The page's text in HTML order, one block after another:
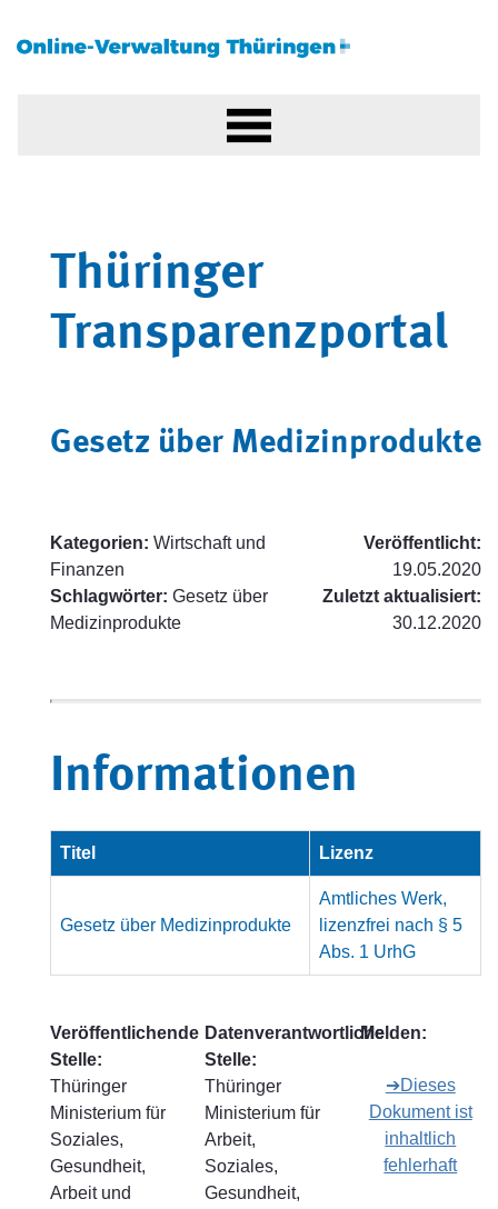
Thüringer
Transparenzportal
Gesetz über Medizinprodukte
Kategorien: Wirtschaft und
Finanzen
Schlagwörter: Gesetz über
Medizinprodukte
Veröffentlicht:
19.05.2020
Zuletzt aktualisiert:
30.12.2020
Informationen
Titel Lizenz
Gesetz über Medizinprodukte
Amtliches Werk,
lizenzfrei nach § 5
Abs. 1 UrhG
Veröffentlichende
Stelle:
Thüringer
Ministerium für
Soziales,
Gesundheit,
Arbeit und
Datenverantwortliche
Stelle:
Thüringer
Ministerium für
Arbeit,
Soziales,
Gesundheit,
Melden:
➔Dieses
Dokument ist
inhaltlich
fehlerhaft